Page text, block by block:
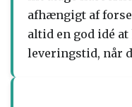
afhængigt af
altid en god idé
leveringstid, når